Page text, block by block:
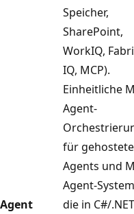
Speicher,
SharePoint,
WorkIQ,
IQ, MCP).
Agent
Einheitliche
Agent-
für gehostete
Agents und
Agent-
die in C#/.NET